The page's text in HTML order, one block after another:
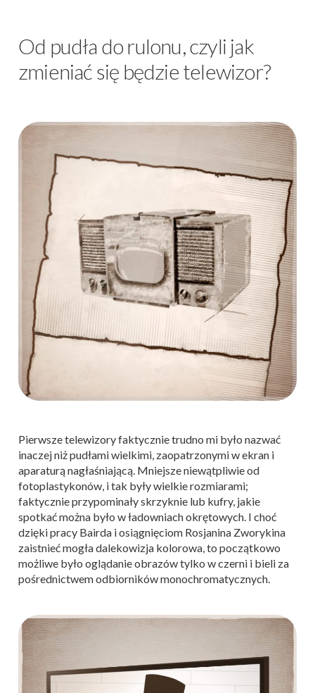
Od pudła do rulonu, czyli jak
zmieniać się będzie telewizor?
Pierwsze telewizory faktycznie trudno mi było nazwać
inaczej niż pudłami wielkimi, zaopatrzonymi w ekran i
aparaturą nagłaśniającą. Mniejsze niewątpliwie od
fotoplastykonów, i tak były wielkie rozmiarami;
faktycznie przypominały skrzyknie lub kufry, jakie
spotkać można było w ładowniach okrętowych. I choć
dzięki pracy Bairda i osiągnięciom Rosjanina Zworykina
zaistnieć mogła dalekowizja kolorowa, to początkowo
możliwe było oglądanie obrazów tylko w czerni i bieli za
pośrednictwem odbiorników monochromatycznych.